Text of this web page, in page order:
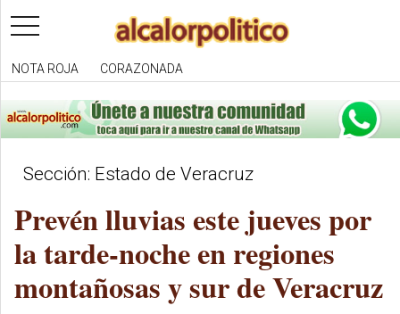
toggle
navigation
NOTA ROJA CORAZONADA
Sección: Estado de Veracruz
Prevén lluvias este jueves por
la tarde-noche en regiones
montañosas y sur de Veracruz